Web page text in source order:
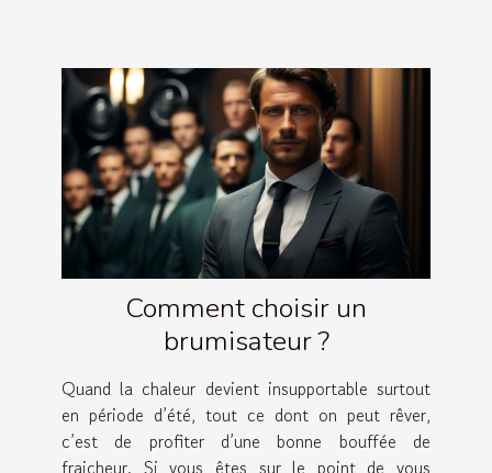
Comment choisir un
brumisateur ?
Quand la chaleur devient insupportable surtout
en période d’été, tout ce dont on peut rêver,
c’est de profiter d’une bonne bouffée de